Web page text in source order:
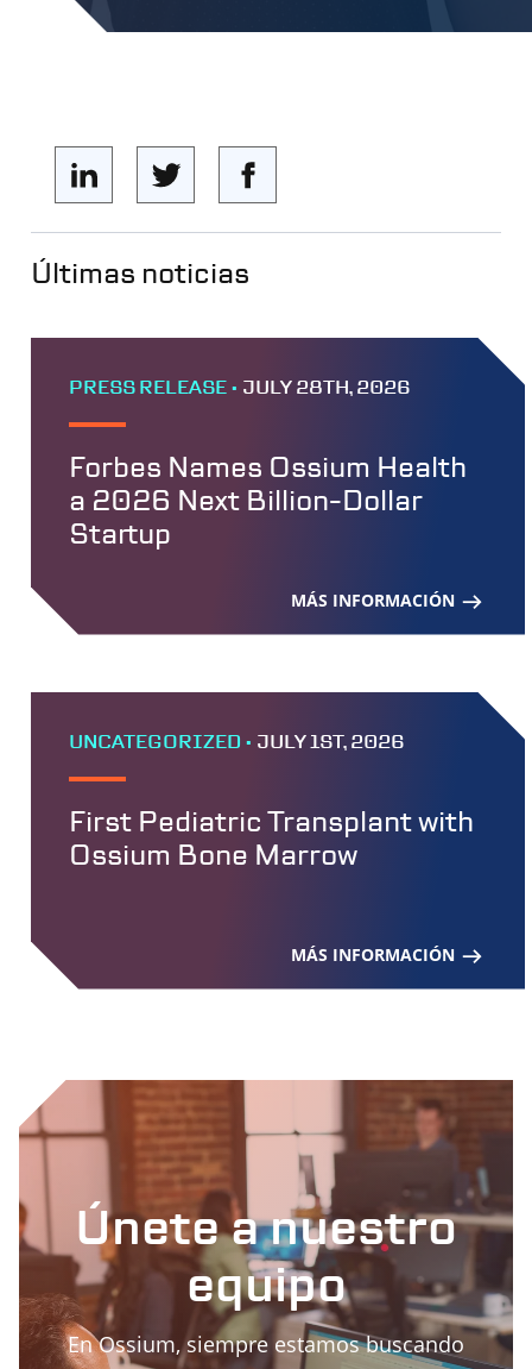
Últimas noticias
PRESS RELEASE • JULY 28TH, 2026
Forbes Names Ossium Health
a 2026 Next Billion-Dollar
Startup
MÁS INFORMACIÓN
UNCATEGORIZED • JULY 1ST, 2026
First Pediatric Transplant with
Ossium Bone Marrow
MÁS INFORMACIÓN
Únete a nuestro
equipo
En Ossium, siempre estamos buscando